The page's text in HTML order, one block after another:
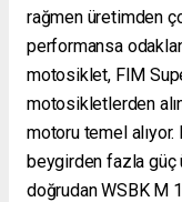
rağmen üretimden
performansa
motosiklet, FIM
motosikletlerden
motoru temel
beygirden fazla
doğrudan WSBK M